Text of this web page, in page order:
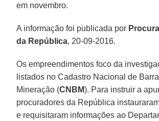
em novembro.
A informação foi publicada por
da República, 20-09-2016.
Os empreendimentos foco da
listados no Cadastro Nacional de
Mineração (CNBM). Para instruir a
procuradores da República
e requisitaram informações ao